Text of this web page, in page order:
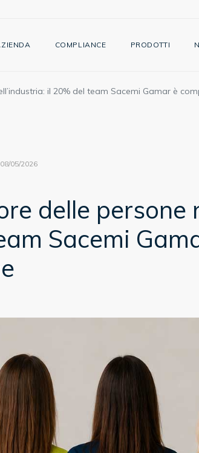
COMPLIANCE PRODOTTI
il 20% del team Sacemi Gamar è
05/2026
delle persone
Sacemi